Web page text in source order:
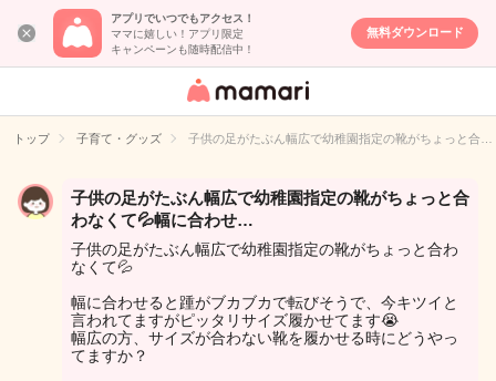
アプリでいつでもアクセス！
ママに嬉しい！アプリ限定
キャンペーンも随時配信中！
無料ダウンロード
女性専用匿名QA
イト
トップ 子育て・グッズ 子供の足がたぶん幅広で幼稚園指定の靴がちょっと合…
子供の足がたぶん幅広で幼稚園指定の靴がちょっと合
わなくて💦幅に合わせ…
子供の足がたぶん幅広で幼稚園指定の靴がちょっと合わ
なくて💦
幅に合わせると踵がブカブカで転びそうで、今キツイと
言われてますがピッタリサイズ履かせてます😭
幅広の方、サイズが合わない靴を履かせる時にどうやっ
てますか？